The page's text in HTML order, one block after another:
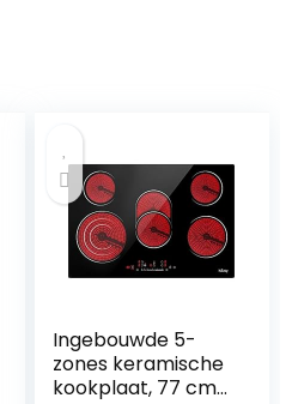
Ingebouwde 5-
zones keramische
kookplaat, 77 cm